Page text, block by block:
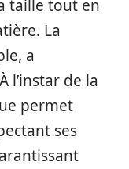
taille tout en
La
a
l’instar de la
permet
ses